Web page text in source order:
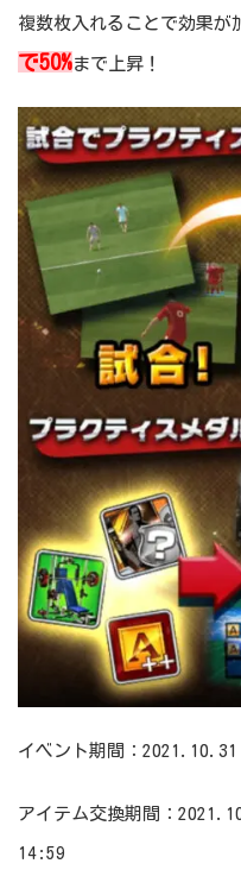
複数枚入れることで効果が
で50%まで上昇！
イベント期間：
アイテム交換期間：
14:59